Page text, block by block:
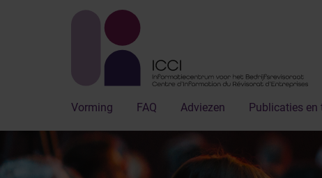
Vorming FAQ Adviezen Publicaties en